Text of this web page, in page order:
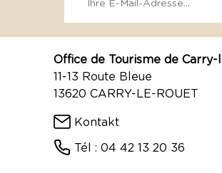
Office de Tourisme de Carry-
11-13 Route Bleue
13620 CARRY-LE-ROUET
Kontakt
Tél : 04 42 13 20 36